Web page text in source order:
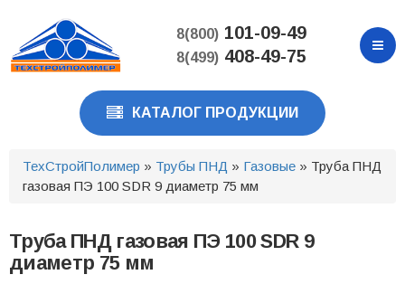
основному
содержанию
8(800)101-09-49
8(499)408-49-75
КАТАЛОГ ПРОДУКЦИИ
ТехСтройПолимер » Трубы ПНД » Газовые » Труба ПНД
газовая ПЭ 100 SDR 9 диаметр 75 мм
Труба ПНД газовая ПЭ 100 SDR 9
диаметр 75 мм